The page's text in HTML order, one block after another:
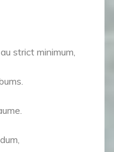
strict minimum,